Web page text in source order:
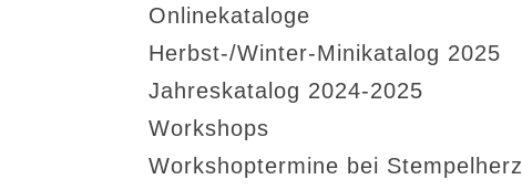
Onlinekataloge
Herbst-/Winter-Minikatalog 2025
Jahreskatalog 2024-2025
Workshops
Workshoptermine bei Stempelherz